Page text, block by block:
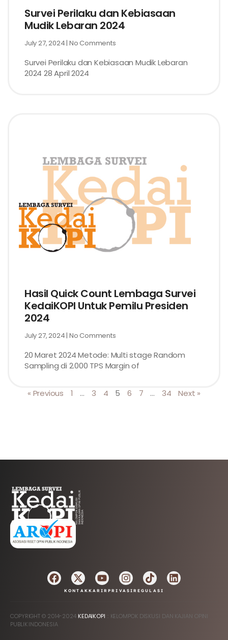
Survei Perilaku dan Kebiasaan
Mudik Lebaran 2024
July 27, 2024 No Comments
Survei Perilaku dan Kebiasaan Mudik Lebaran
2024 28 April 2024
Hasil Quick Count Lembaga Survei
KedaiKOPI Untuk Pemilu Presiden
2024
July 27, 2024 No Comments
20 Maret 2024 Metode: Multi stage Random
Sampling di 2.000 TPS Margin of
« Previous 1 … 3 4 5 6 7 … 34 Next »
AFILIASI
KONTAK KARIRPRIVASI REGULASI
COPYRIGHT © 2014-2024 KEDAIKOPI :: KELOMPOK DISKUSI DAN KAJIAN OPINI
PUBLIK INDONESIA